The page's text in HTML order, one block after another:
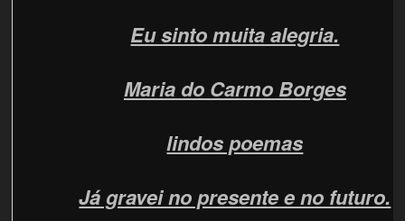
Eu sinto muita alegria.
Maria do Carmo Borges
lindos poemas
Já gravei no presente e no futuro.